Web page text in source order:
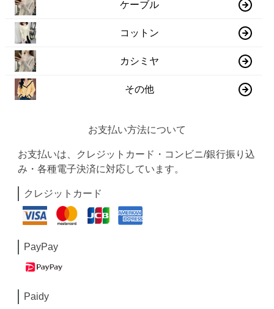
ケーブル
コットン
カシミヤ
その他
お支払い方法について
お支払いは、クレジットカード・コンビニ/銀行振り込
み・各種電子決済に対応しています。
クレジットカード
PayPay
Paidy